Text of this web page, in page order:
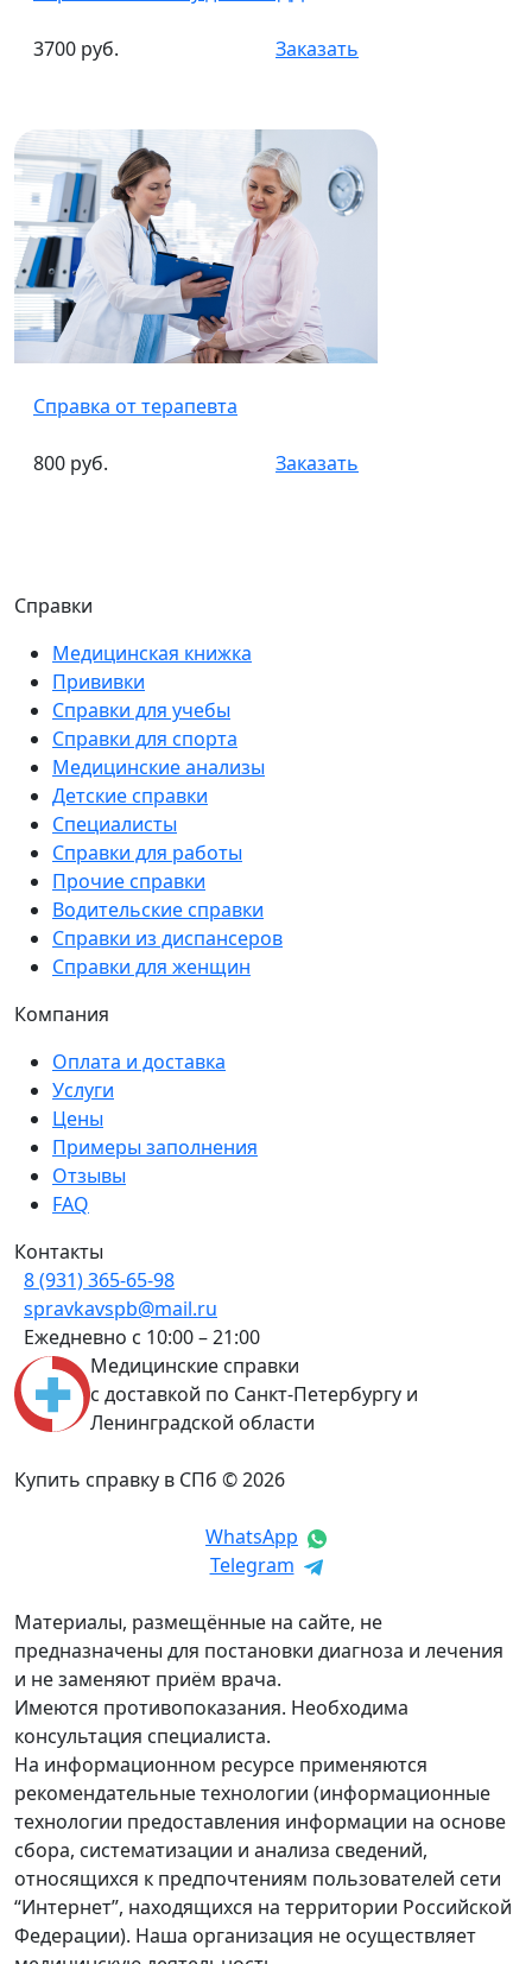
3700 руб. Заказать
Справка от терапевта
800 руб. Заказать
Медицинские справки
с доставкой по Санкт-Петербургу и
Ленинградской области
Купить справку в СПб © 2026
WhatsApp
Telegram
Справки
Медицинская книжка
Прививки
Справки для учебы
Справки для спорта
Медицинские анализы
Детские справки
Специалисты
Справки для работы
Прочие справки
Водительские справки
Справки из диспансеров
Справки для женщин
Компания
Оплата и доставка
Услуги
Цены
Примеры заполнения
Отзывы
FAQ
Контакты
8 (931) 365-65-98
spravkavspb@mail.ru
Ежедневно с 10:00 – 21:00
Материалы, размещённые на сайте, не
предназначены для постановки диагноза и лечения
и не заменяют приём врача.
Имеются противопоказания. Необходима
консультация специалиста.
На информационном ресурсе применяются
рекомендательные технологии (информационные
технологии предоставления информации на основе
сбора, систематизации и анализа сведений,
относящихся к предпочтениям пользователей сети
“Интернет”, находящихся на территории Российской
Федерации). Наша организация не осуществляет